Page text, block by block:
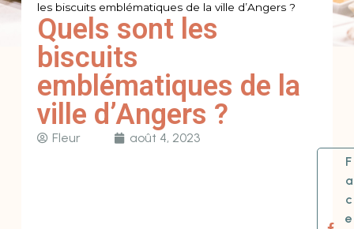
les biscuits emblématiques de la ville d’Angers ?
Quels sont les
biscuits
emblématiques de la
ville d’Angers ?
Fleur août 4, 2023
F
a
c
e